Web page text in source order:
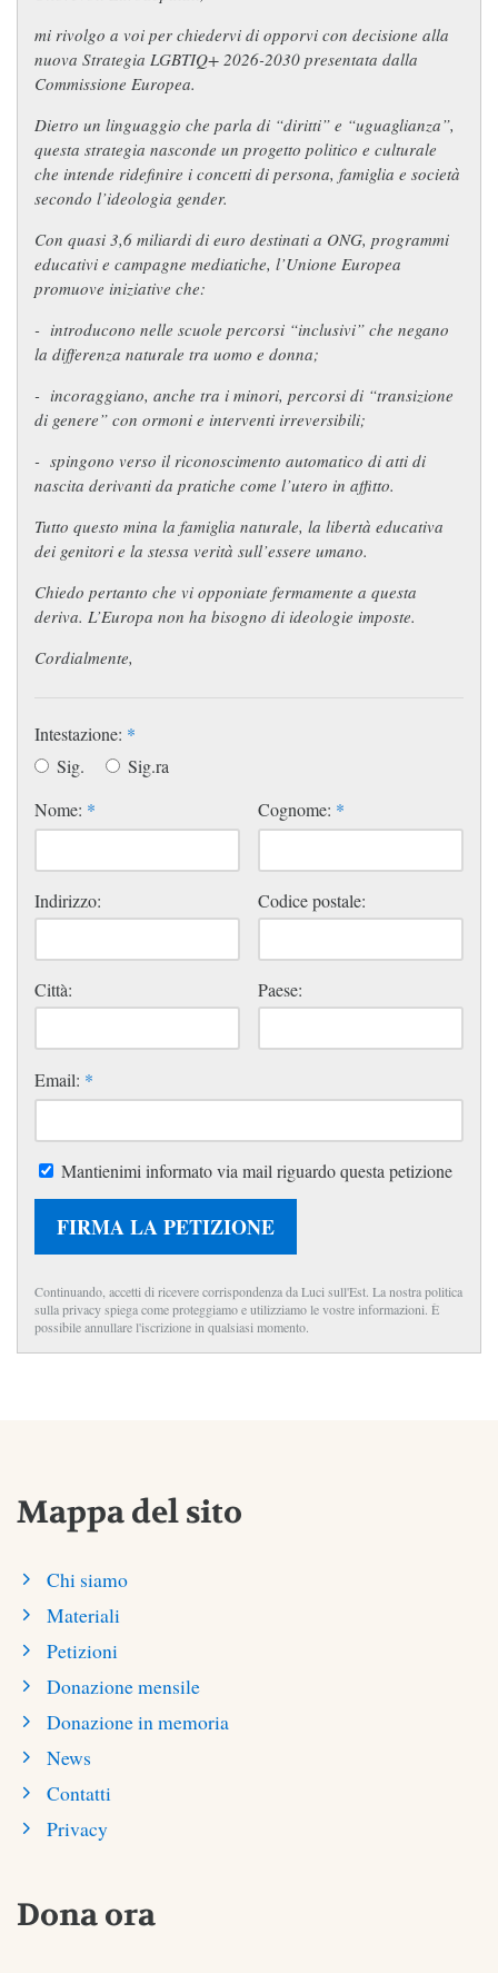
mi rivolgo a voi per chiedervi di opporvi con decisione alla
nuova Strategia LGBTIQ+ 2026-2030 presentata dalla
Commissione Europea.
Dietro un linguaggio che parla di “diritti” e “uguaglianza”,
questa strategia nasconde un progetto politico e culturale
che intende ridefinire i concetti di persona, famiglia e società
secondo l’ideologia gender.
Con quasi 3,6 miliardi di euro destinati a ONG, programmi
educativi e campagne mediatiche, l’Unione Europea
promuove iniziative che:
- introducono nelle scuole percorsi “inclusivi” che negano
la differenza naturale tra uomo e donna;
- incoraggiano, anche tra i minori, percorsi di “transizione
di genere” con ormoni e interventi irreversibili;
- spingono verso il riconoscimento automatico di atti di
nascita derivanti da pratiche come l’utero in affitto.
Tutto questo mina la famiglia naturale, la libertà educativa
dei genitori e la stessa verità sull’essere umano.
Chiedo pertanto che vi opponiate fermamente a questa
deriva. L’Europa non ha bisogno di ideologie imposte.
Cordialmente,
Intestazione: *
Sig.
Sig.ra
Nome: * Cognome: *
Indirizzo: Codice postale:
Città: Paese:
Email: *
Mantienimi informato via mail riguardo questa petizione
FIRMA LA PETIZIONE
Continuando, accetti di ricevere corrispondenza da Luci sull'Est. La nostra politica
sulla privacy spiega come proteggiamo e utilizziamo le vostre informazioni. È
possibile annullare l'iscrizione in qualsiasi momento.
Mappa del sito
Chi siamo
Materiali
Petizioni
Donazione mensile
Donazione in memoria
News
Contatti
Privacy
Dona ora